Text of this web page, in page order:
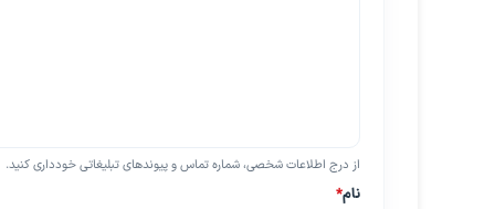
از درج اطلاعات شخصی، شماره تماس و پیوندهای تبلیغاتی خودداری کنید.
نام*